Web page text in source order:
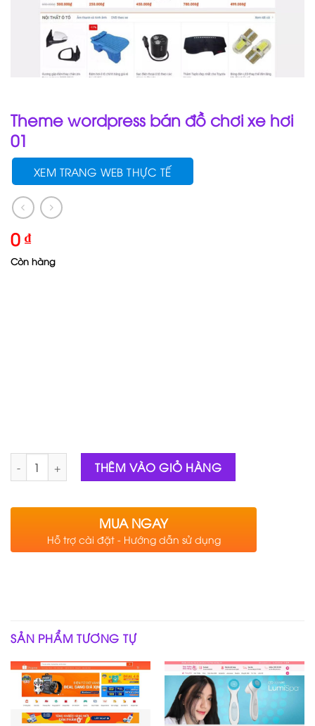
Theme wordpress bán đồ chơi xe hơi
01
XEM TRANG WEB THỰC TẾ
0 ₫
Còn hàng
Số lượng THÊM VÀO GIỎ HÀNG
MUA NGAY
Hỗ trợ cài đặt - Hướng dẫn sử dụng
SẢN PHẨM TƯƠNG TỰ